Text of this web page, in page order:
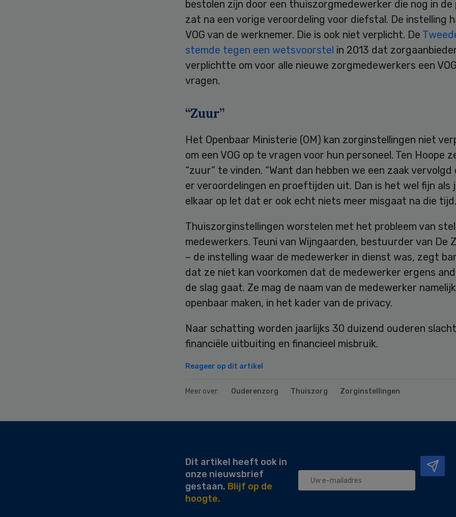
bestolen zijn door een thuiszorgmedewerker die nog in
zat na een vorige veroordeling voor diefstal. De instelling
VOG van de werknemer. Die is ook niet verplicht. De
stemde tegen een wetsvoorstel in 2013 dat
verplichtte om voor alle nieuwe zorgmedewerkers een
vragen.
“Zuur”
Het Openbaar Ministerie (OM) kan zorginstellingen niet
om een VOG op te vragen voor hun personeel. Ten Hoope
“zuur” te vinden. “Want dan hebben we een zaak vervolgd
er veroordelingen en proeftijden uit. Dan is het wel fijn als
elkaar op let dat er ook echt niets meer misgaat na die
Thuiszorginstellingen worstelen met het probleem van
medewerkers. Teuni van Wijngaarden, bestuurder van De
– de instelling waar de medewerker in dienst was, zegt
dat ze niet kan voorkomen dat de medewerker ergens
de slag gaat. Ze mag de naam van de medewerker
openbaar maken, in het kader van de privacy.
Naar schatting worden jaarlijks 30 duizend ouderen
financiële uitbuiting en financieel misbruik.
Reageer op dit artikel
Meer over: Ouderenzorg Thuiszorg Zorginstellingen
Dit artikel heeft ook in
onze nieuwsbrief
gestaan. Blijf op de
hoogte.